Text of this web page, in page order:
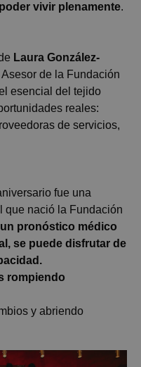
poder vivir plenamente.
Laura González-
de la Fundación
esencial del tejido
reales:
de servicios,
fue una
que nació la Fundación
un pronóstico médico
se puede disfrutar de
rompiendo
y abriendo